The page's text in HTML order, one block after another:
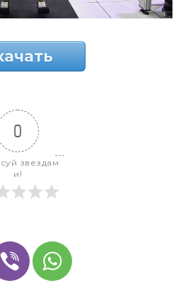
0
звездам
и!